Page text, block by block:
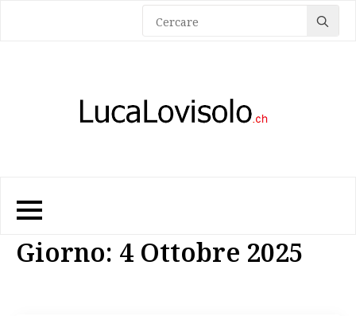
for:
Giorno: 4 Ottobre 2025